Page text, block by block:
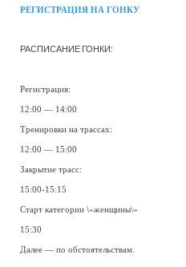
РЕГИСТРАЦИЯ НА ГОНКУ
РАСПИСАНИЕ ГОНКИ:
Регистрация:
12:00 — 14:00
Тренировки на трассах:
12:00 — 15:00
Закрытие трасс:
15:00-15:15
Старт категории \»женщины\»
15:30
Далее — по обстоятельствам.